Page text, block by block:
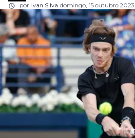
por Ivan Silva domingo, 15 outubro